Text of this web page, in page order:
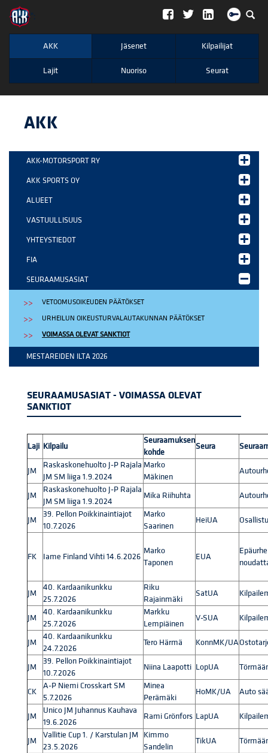
";
AKK Jäsenet Kilpailijat
Lajit Nuoriso Seurat
AKK
AKK-MOTORSPORT RY
AKK SPORTS OY
ALUEET
VASTUULLISUUS
YHTEYSTIEDOT
FIA
SEURAAMUSASIAT
VETOOMUSOIKEUDEN PÄÄTÖKSET
URHEILUN OIKEUSTURVALAUTAKUNNAN PÄÄTÖKSET
VOIMASSA OLEVAT SANKTIOT
MESTAREIDEN ILTA 2026
SEURAAMUSASIAT - VOIMASSA OLEVAT
SANKTIOT
Laji Kilpailu
Seuraamuksen
kohde
Seura
JM
Raskaskonehuolto J-P Rajala
JM SM liiga 1.9.2024
Marko
Mäkinen
JM
Raskaskonehuolto J-P Rajala
JM SM liiga 1.9.2024
Mika Riihuhta
JM
39. Pellon Poikkinaintiajot
10.7.2026
Marko
Saarinen
HeiUA
FK Iame Finland Vihti 14.6.2026
Marko
Taponen
EUA
JM
40. Kardaanikunkku
25.7.2026
Riku
Rajainmäki
SatUA
JM
40. Kardaanikunkku
25.7.2026
Markku
Lempiäinen
V-SUA
JM
40. Kardaanikunkku
24.7.2026
Tero Härmä KonnMK/UA
JM
39. Pellon Poikkinaintiajot
10.7.2026
Niina Laapotti LopUA
CK
A-P Niemi Crosskart SM
5.7.2026
Minea
Perämäki
HoMK/UA Auto
JM
Unico JM Juhannus Kauhava
19.6.2026
Rami Grönfors LapUA
JM
Vallitie Cup 1. / Karstulan JM
23.5.2026
Kimmo
Sandelin
TikUA